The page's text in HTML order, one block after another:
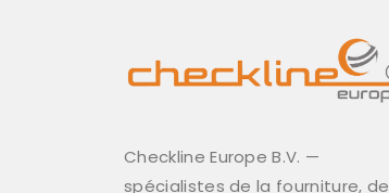
Checkline Europe B.V. —
spécialistes de la fourniture, de